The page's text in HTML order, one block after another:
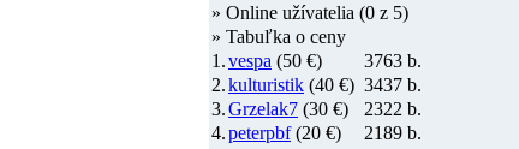
» Online užívatelia (0 z 5)
» Tabuľka o ceny
1.vespa (50 €)
3763 b.
2.kulturistik (40 €) 3437 b.
3.Grzelak7 (30 €)
2322 b.
4.peterpbf(20 €)
2189 b.